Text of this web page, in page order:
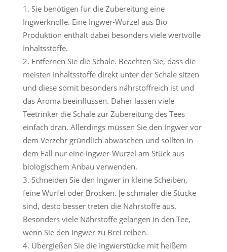
Sie benötigen für die Zubereitung eine
Ingwerknolle. Eine Ingwer-Wurzel aus Bio
Produktion enthält dabei besonders viele wertvolle
Inhaltsstoffe.
Entfernen Sie die Schale. Beachten Sie, dass die
meisten Inhaltsstoffe direkt unter der Schale sitzen
und diese somit besonders nährstoffreich ist und
das Aroma beeinflussen. Daher lassen viele
Teetrinker die Schale zur Zubereitung des Tees
einfach dran. Allerdings müssen Sie den Ingwer vor
dem Verzehr gründlich abwaschen und sollten in
dem Fall nur eine Ingwer-Wurzel am Stück aus
biologischem Anbau verwenden.
Schneiden Sie den Ingwer in kleine Scheiben,
feine Würfel oder Brocken. Je schmaler die Stücke
sind, desto besser treten die Nährstoffe aus.
Besonders viele Nährstoffe gelangen in den Tee,
wenn Sie den Ingwer zu Brei reiben.
Übergießen Sie die Ingwerstücke mit heißem